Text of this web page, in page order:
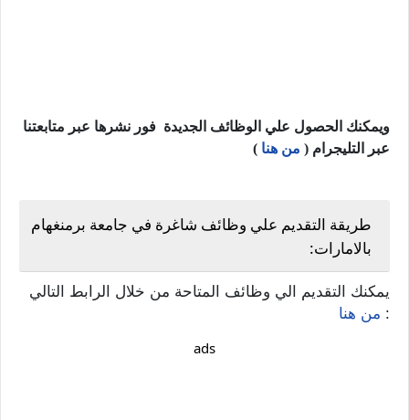
ويمكنك الحصول علي الوظائف الجديدة فور نشرها عبر متابعتنا
عبر التليجرام ( من هنا )
طريقة التقديم علي وظائف شاغرة في جامعة برمنغهام
بالامارات:
يمكنك التقديم الي وظائف المتاحة من خلال الرابط التالي
: من هنا
ads